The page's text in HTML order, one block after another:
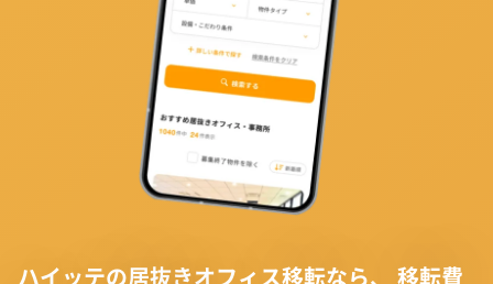
ハイッテの居抜きオフィス移転なら、
移転費